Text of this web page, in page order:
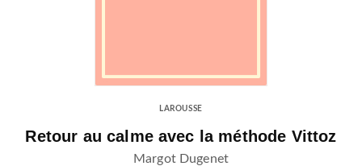
LAROUSSE
Retour au calme avec la méthode Vittoz
Margot Dugenet